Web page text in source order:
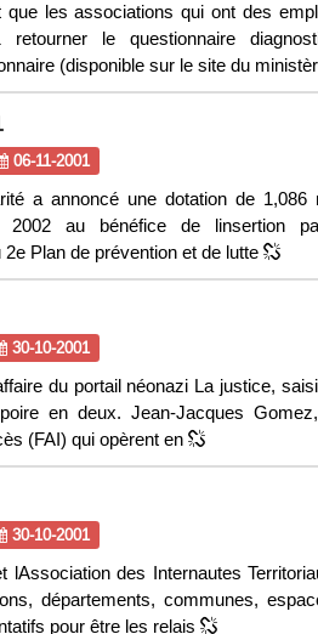
les associations qui ont des
le questionnaire
(disponible sur le site du
06-11-2001
a annoncé une dotation de 1,086
au bénéfice de linsertion
Plan de prévention et de lutte
30-10-2001
du portail néonazi La justice,
en deux. Jean-Jacques
(FAI) qui opèrent en
30-10-2001
lAssociation des Internautes
départements, communes,
pour être les relais